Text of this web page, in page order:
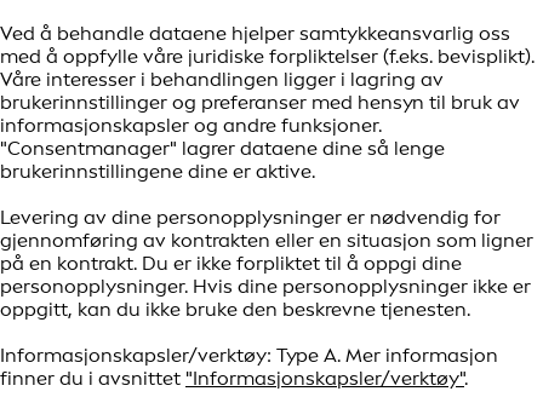
Ved å behandle dataene hjelper samtykkeansvarlig oss
med å oppfylle våre juridiske forpliktelser (f.eks. bevisplikt).
Våre interesser i behandlingen ligger i lagring av
brukerinnstillinger og preferanser med hensyn til bruk av
informasjonskapsler og andre funksjoner.
"Consentmanager" lagrer dataene dine så lenge
brukerinnstillingene dine er aktive.
Levering av dine personopplysninger er nødvendig for
gjennomføring av kontrakten eller en situasjon som ligner
på en kontrakt. Du er ikke forpliktet til å oppgi dine
personopplysninger. Hvis dine personopplysninger ikke er
oppgitt, kan du ikke bruke den beskrevne tjenesten.
Informasjonskapsler/verktøy: Type A. Mer informasjon
finner du i avsnittet "Informasjonskapsler/verktøy".